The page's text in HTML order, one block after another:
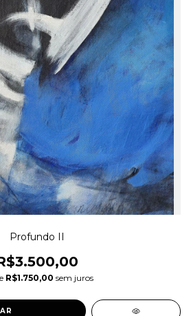
Profundo II
R$1.750,00 sem juros